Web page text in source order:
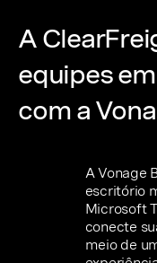
A
equipes
com a
A Vonage
escritório
Microsoft
conecte
meio de